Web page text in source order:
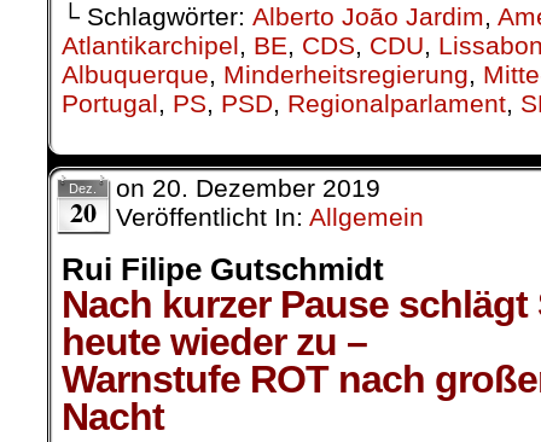
└ Schlagwörter: Alberto João Jardim
Atlantikarchipel
BE CDS CDU
Albuquerque
Minderheitsregierung
Portugal
PS PSD Regionalparlament
Dez.
20
on 20. Dezember 2019
Veröffentlicht In: Allgemein
Rui Filipe Gutschmidt
Nach kurzer Pause
heute wieder zu –
Warnstufe ROT nach
Nacht